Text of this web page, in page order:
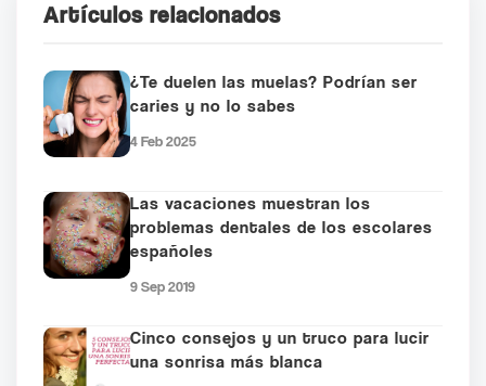
Artículos relacionados
¿Te duelen las muelas? Podrían ser
caries y no lo sabes
4 Feb 2025
Las vacaciones muestran los
problemas dentales de los escolares
españoles
9 Sep 2019
Cinco consejos y un truco para lucir
una sonrisa más blanca